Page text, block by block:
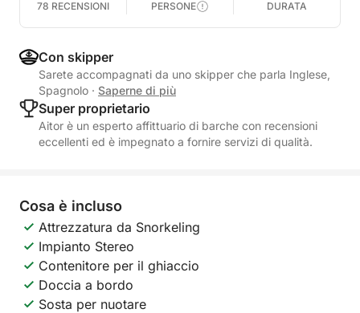
78 RECENSIONI PERSONE DURATA
Con skipper
Sarete accompagnati da uno skipper che parla Inglese,
Spagnolo · Saperne di più
Super proprietario
Aitor è un esperto affittuario di barche con recensioni
eccellenti ed è impegnato a fornire servizi di qualità.
Cosa è incluso
Attrezzatura da Snorkeling
Impianto Stereo
Contenitore per il ghiaccio
Doccia a bordo
Sosta per nuotare